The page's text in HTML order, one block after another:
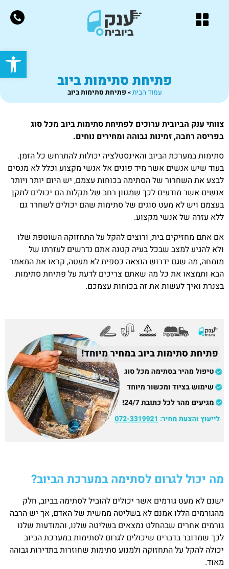
פתח
פתיחת סתימות ביוב
עמוד הבית» פתיחת סתימות ביוב
צוותי ענק הביובית ערוכים לפתיחת סתימות ביוב מכל סוג
בפריסה רחבה, זמינות גבוהה ומחירים נוחים.
סתימות במערכת הביוב והאינסטלציה יכולות להתרחש כל הזמן.
בעוד שיש אנשים אשר מיד פונים אל אנשי מקצוע וכלל לא מנסים
לבצע את השחרור של הסתימה בכוחות עצמם, יש היום יותר ויותר
אנשים אשר מודעים לכך שמגוון רחב של תקלות הם יכולים לתקן
בעצמם ויש לא מעט סוגים של סתימות שהם יכולים לשחרר גם
ללא עזרה של אנשי מקצוע.
אם אתם מחזיקים בית, ורוצים להקל על התחזוקה השוטפת שלו
ולא להגיע למצב שבכל בעיה קטנה אתם נדרשים לעזרתו של
מומחה, מה שגם ידרוש הוצאה כספית לא מעטה, קראו את המאמר
הבא ותמצאו את כל מה שאתם צריכים לדעת על פתיחת סתימות
בצנרת ואיך לעשות את זה בכוחות עצמכם.
מה יכול לגרום לסתימה במערכת הביוב?
ישנם לא מעט גורמים אשר יכולים להוביל לסתימה בביוב, חלק
מהגורמים הללו אמנם לא בשליטה ממשית של האדם, אך יש הרבה
גורמים אחרים שבהחלט נמצאים בשליטה שלנו, והמודעות שלנו
לכך שמדובר בדברים שיכולים לגרום לסתימות במערכת הביוב
יכולה להקל על התחזוקה ולמנוע סתימות שחוזרות בתדירות גבוהה
מאוד.